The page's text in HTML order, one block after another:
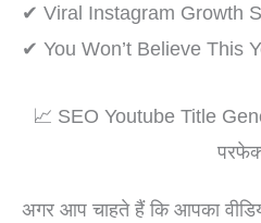
✔ Viral Instagram Growth
✔ You Won’t Believe This
📈 SEO Youtube Title
अगर आप चाहते हैं कि आपका